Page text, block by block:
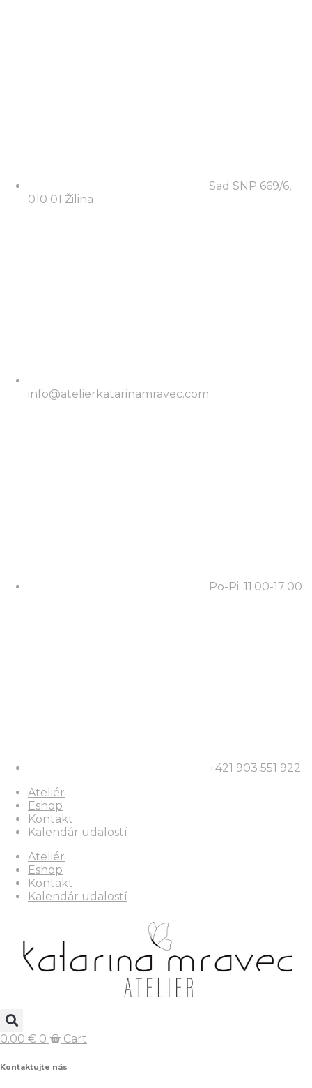
Sad SNP 669/6,
010 01 Žilina
info@atelierkatarinamravec.com
Po-Pi: 11:00-17:00
+421 903 551 922
Ateliér
Eshop
Kontakt
Kalendár udalostí
Ateliér
Eshop
Kontakt
Kalendár udalostí
0.00 € 0 Cart
Kontaktujte nás